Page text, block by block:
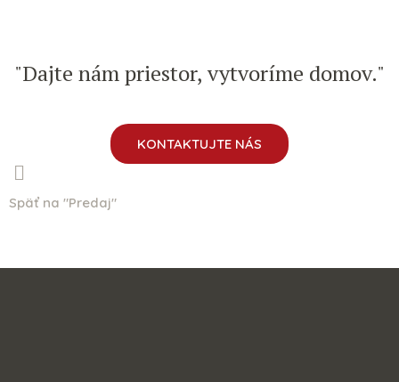
"Dajte nám priestor, vytvoríme domov."
KONTAKTUJTE NÁS
Späť na "Predaj"